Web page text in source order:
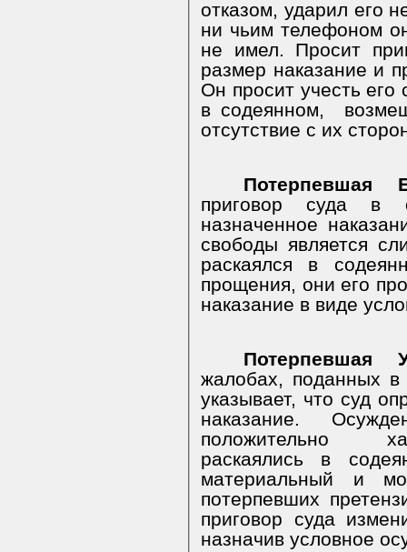
отказом, ударил его
ни чьим телефоном
не имел. Просит
размер наказание и
Он просит учесть его
в содеянном,
отсутствие с их
Потерпевшая
приговор суда в
назначенное
свободы является
раскаялся в
прощения, они его
наказание в виде
Потерпевшая
жалобах, поданных
указывает, что суд
наказание.
положительно
раскаялись в
материальный и
потерпевших
приговор суда
назначив условное